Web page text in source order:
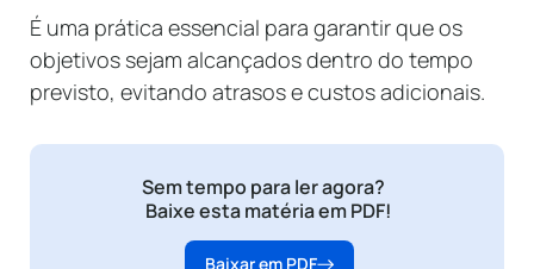
É uma prática essencial para garantir que os
objetivos sejam alcançados dentro do tempo
previsto, evitando atrasos e custos adicionais.
Sem tempo para ler agora?
Baixe esta matéria em PDF!
Baixar em PDF